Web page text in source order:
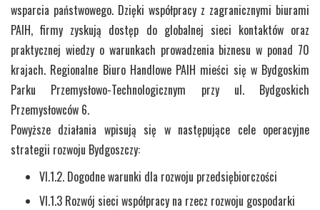
wsparcia państwowego. Dzięki współpracy z zagranicznymi biurami
PAIH, firmy zyskują dostęp do globalnej sieci kontaktów oraz
praktycznej wiedzy o warunkach prowadzenia biznesu w ponad 70
krajach. Regionalne Biuro Handlowe PAIH mieści się w Bydgoskim
Parku Przemysłowo-Technologicznym przy ul. Bydgoskich
Przemysłowców 6.
Powyższe działania wpisują się w następujące cele operacyjne
strategii rozwoju Bydgoszczy:
VI.1.2. Dogodne warunki dla rozwoju przedsiębiorczości
VI.1.3 Rozwój sieci współpracy na rzecz rozwoju gospodarki